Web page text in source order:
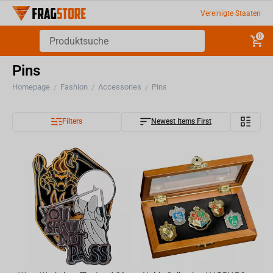
Vereinigte Staaten
0
Pins
Homepage / Fashion / Accessories / Pins
Filters Newest Items First